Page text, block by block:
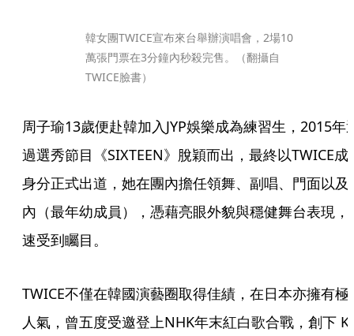
韓女團TWICE宣布來台舉辦演唱會，2場10
萬張門票在3分鐘內秒殺完售。（翻攝自
TWICE臉書）
周子瑜13歲便赴韓加入JYP娛樂成為練習生，2015年
過選秀節目《SIXTEEN》脫穎而出，最終以TWICE成
身分正式出道，她在團內擔任領舞、副唱、門面以及
內（最年幼成員），憑藉亮眼外貌與穩健舞台表現，
速受到矚目。
TWICE不僅在韓國演藝圈取得佳績，在日本亦擁有極
人氣，曾五度受邀登上NHK年末紅白歌合戰，創下 K-